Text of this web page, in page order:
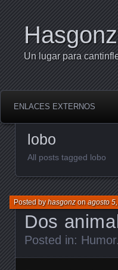
Hasgonz
Un lugar para
ENLACES EXTERNOS
lobo
All posts tagged lobo
Dos
Posted byhasgonzonagosto
Posted in: Humor